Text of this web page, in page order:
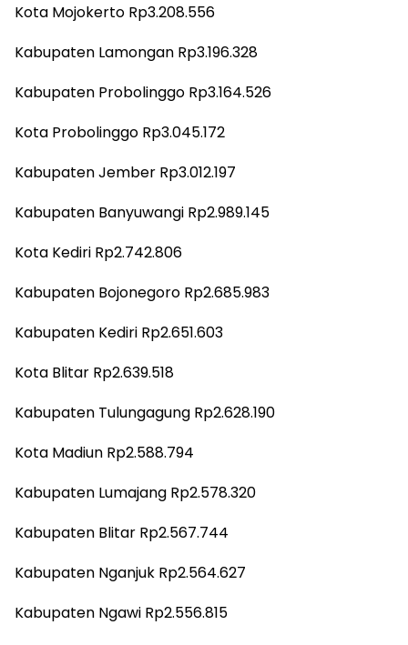
Kota Mojokerto Rp3.208.556
Kabupaten Lamongan Rp3.196.328
Kabupaten Probolinggo Rp3.164.526
Kota Probolinggo Rp3.045.172
Kabupaten Jember Rp3.012.197
Kabupaten Banyuwangi Rp2.989.145
Kota Kediri Rp2.742.806
Kabupaten Bojonegoro Rp2.685.983
Kabupaten Kediri Rp2.651.603
Kota Blitar Rp2.639.518
Kabupaten Tulungagung Rp2.628.190
Kota Madiun Rp2.588.794
Kabupaten Lumajang Rp2.578.320
Kabupaten Blitar Rp2.567.744
Kabupaten Nganjuk Rp2.564.627
Kabupaten Ngawi Rp2.556.815